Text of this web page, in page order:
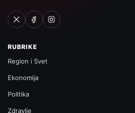
RUBRIKE
Region i Svet
Ekonomija
Politika
Zdravlje